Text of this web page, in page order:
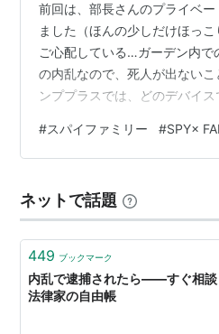
（自首による刑の免除）
第八十条 前二条の罪を犯
動に至る前に自首したとき
る。
http://law.e-
関連
内戦
クーデター
刑法
前回は、部長さんのプライベ
ました（ほんの少しだけほっ
ご心配している…ガーデン内で
の内乱なので、死人が出ない
ンププラスでは、どのデバイ
はこちらです☟
切はいばら姫になぜ刀を向け
が勝つのか、孤独が勝つのか
いばら姫を尊敬していた…
#スパイファミリー #SPY×
ネットで話題
449 ブックマーク
内乱で逮捕されたら――すぐ相談
法律家の自由帳